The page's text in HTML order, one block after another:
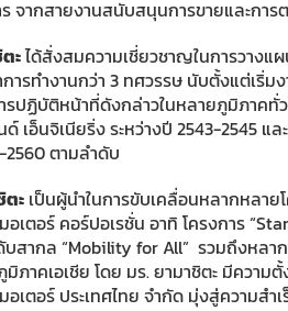
จากสายงานสนับสนุนการขายและการ
ะได้สั่งสมความเชี่ยวชาญในการวาง
การทำงานกว่า 3 ทศวรรษ นับตั้งแต่เริ่ม
ปฏิบัติหน้าที่ดังกล่าวในหลายภูมิภาคทั่ว
เอ็นจิเนียริ่ง ระหว่างปี 2543-2545 แ
2560 ตามลำดับ
ตะ เป็นผู้นำในการขับเคลื่อนหลากหลา
อเตอร์ คอร์ปอเรชั่น อาทิ โครงการ
สากล “Mobility for All” รวมถึงหลา
ภาคเอเชีย โดย มร. ยามาชิตะ มีความ
อเตอร์ ประเทศไทย จำกัด มุ่งสู่ความสำ